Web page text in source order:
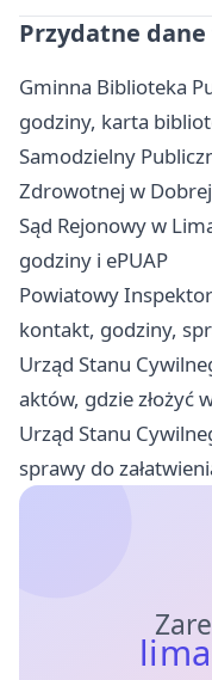
Przydatne
Gminna Biblioteka
godziny, karta
Samodzielny
Zdrowotnej w
Sąd Rejonowy w
godziny i ePUAP
Powiatowy
kontakt, godziny,
Urząd Stanu
aktów, gdzie złożyć
Urząd Stanu
sprawy do